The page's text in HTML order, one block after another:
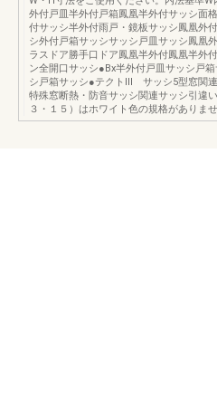
外付戸皿半外付戸箱鳳凰半外付サッシ面
付サッシ半外付雨戸・鏡板サッシ鳳凰外
シ外付戸箱サッシサッシ戸皿サッシ鳳凰
ラスドア勝手口ドア鳳凰半外付鳳凰半外
ン全開口サッシ●Bx半外付戸皿サッシ戸
シ戸箱サッシ●テクトⅢ サッシ5型窓関
特殊窓断熱・防音サッシ関連サッシ引違
３・１５）はホワイト色の規格がありま